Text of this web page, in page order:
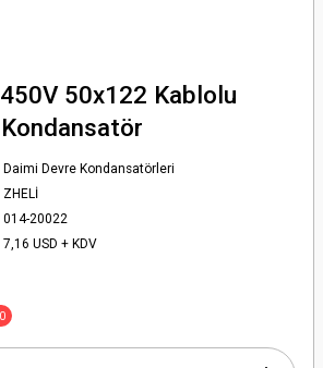
50x122 Kablolu
Daimi Devre Kondansatörleri
ZHELİ
014-20022
7,16 USD + KDV